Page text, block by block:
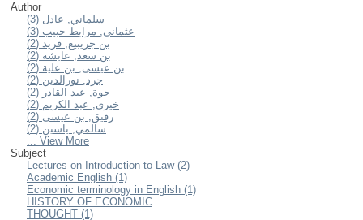
Author
سلماني, عادل (3)
عثماني, مرابط حبيب (3)
بن جريبيع, فريد (2)
بن سعد, عايشة (2)
بن عيسى, بن علية (2)
جرد, نورالدين (2)
حوة, عبد القادر (2)
خيري, عبد الكريم (2)
رقيق, بن عيسى (2)
سالمي, ياسين (2)
... View More
Subject
Lectures on Introduction to Law (2)
Academic English (1)
Economic terminology in English (1)
HISTORY OF ECONOMIC
THOUGHT (1)